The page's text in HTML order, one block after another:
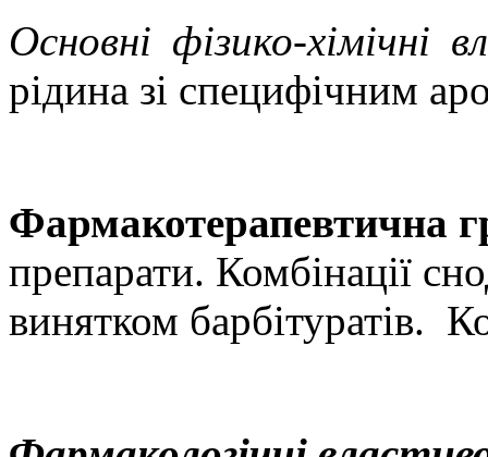
Основні фізико-хімічні
рідина зі специфічним
Фармакотерапевтична
препарати. Комбінації
винятком барбітуратів.